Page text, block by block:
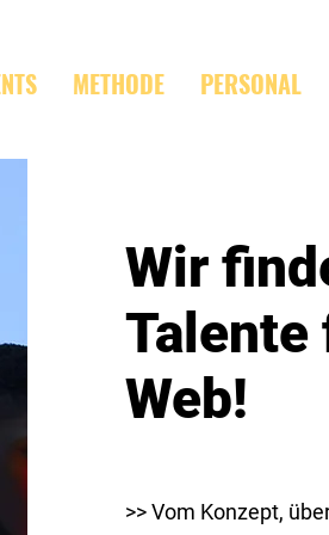
METHODE PERSONAL
Wir
Talente
Web!
>> Vom Konzept,